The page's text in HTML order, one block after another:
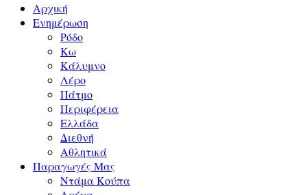
Αρχική
Ενημέρωση
Ρόδο
Κω
Κάλυμνο
Λέρο
Πάτμο
Περιφέρεια
Ελλάδα
Διεθνή
Αθλητικά
Παραγωγές Μας
Ντάμα Κούπα